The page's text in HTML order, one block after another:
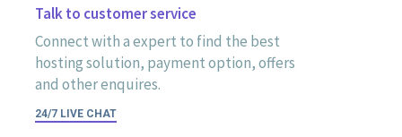
Talk to customer service
Connect with a expert to find the best
hosting solution, payment option, offers
and other enquires.
24/7 LIVE CHAT